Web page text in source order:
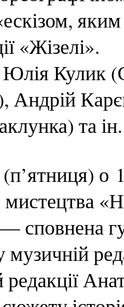
«Жізелі».
Кулик
Андрій
та ін.
о
мистецтва
сповнена
музичній
редакції